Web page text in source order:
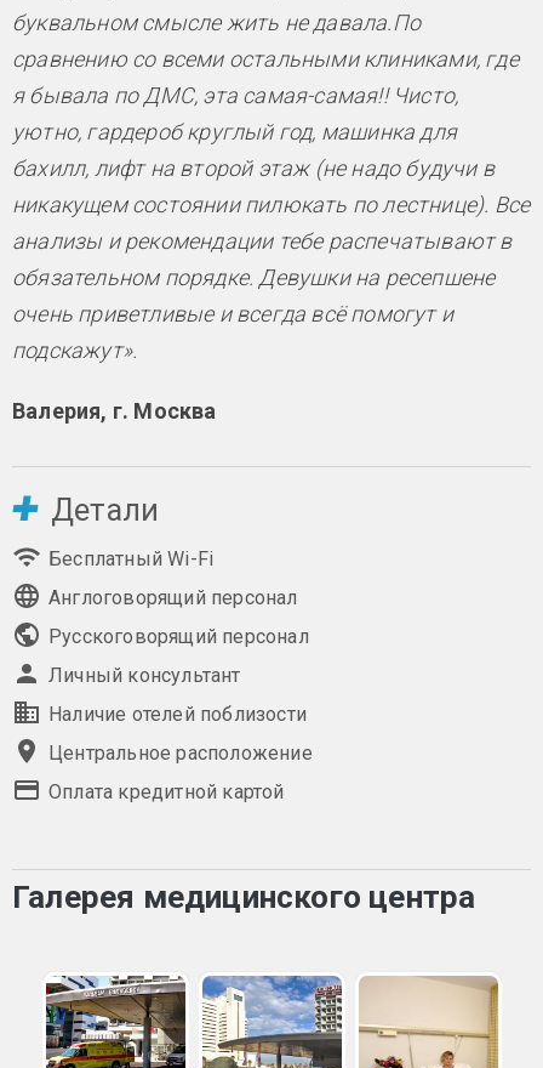
буквальном смысле жить не давала.По
сравнению со всеми остальными клиниками, где
я бывала по ДМС, эта самая-самая!! Чисто,
уютно, гардероб круглый год, машинка для
бахилл, лифт на второй этаж (не надо будучи в
никакущем состоянии пилюкать по лестнице). Все
анализы и рекомендации тебе распечатывают в
обязательном порядке. Девушки на ресепшене
очень приветливые и всегда всё помогут и
подскажут».
Валерия, г. Москва
Детали
Бесплатный Wi-Fi
Англоговорящий персонал
Русскоговорящий персонал
Личный консультант
Наличие отелей поблизости
Центральное расположение
Оплата кредитной картой
Галерея медицинского центра